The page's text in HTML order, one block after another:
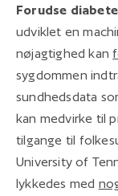
Forudse
udviklet en
nøjagtighed kan
sygdommen
sundhedsdata
kan medvirke til
tilgange til
University of
lykkedes med